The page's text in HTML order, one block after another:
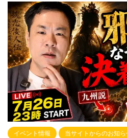
イベント情報 当サイトからのお知